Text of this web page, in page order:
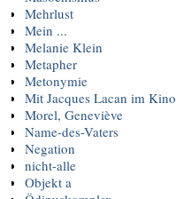
Mehrlust
Mein ...
Melanie Klein
Metapher
Metonymie
Mit Jacques Lacan im Kino
Morel, Geneviève
Name-des-Vaters
Negation
nicht-alle
Objekt a